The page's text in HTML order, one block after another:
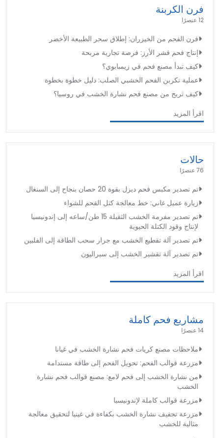
فرن الكربنة
12 عنصرًا
فرن الفحم من الخيزران: إطلاق سحر الطبيعة الأخضر
إنتاج فحم قشر الأرز: فرصة تجارية مربحة
كيف تبدأ مصنع فحم في زيمبابوي؟
عملية تكربن الفحم الخشبي الصلب: دليل خطوة بخطوة
كيف تربح من مصنع فحم نشارة الخشب في روسيا؟
اقرأ المزيد
حالات
76 عنصرًا
تم تصدير مكبس فحم ديزل بقوة 20 حصان بنجاح إلى السنغال
زيارة عميل غاني: خط معالجة كتل الفحم للشواء
تم تصدير مفرمة الخشب الثقيلة 15 طن/ساعه إلى إندونيسيا
لإنتاج وقود الكتلة الحيوية
تم تصدير آلة تقطيع الخشب مع جرار سحب الطاقة إلى الفلبين
تم تصدير آلة تقشير الخشب إلى سيراليون
اقرأ المزيد
مشاريع فحم كاملة
14 عنصرًا
ملاحظات مصنع كريات فحم نشارة الخشب في غيانا
مزرعة قوالب الفحم: تحويل الفحم إلى طاقة مستدامة
من نشارة الخشب إلى فحم لامع: مصنع قوالب فحم نشارة
الخشب
مزرعة قوالب كاملة لإندونيسيا
مزرعة تجفيف نشارة الخشب بكفاءة في غينيا لتحقيق معالجة
مثالية للخشب